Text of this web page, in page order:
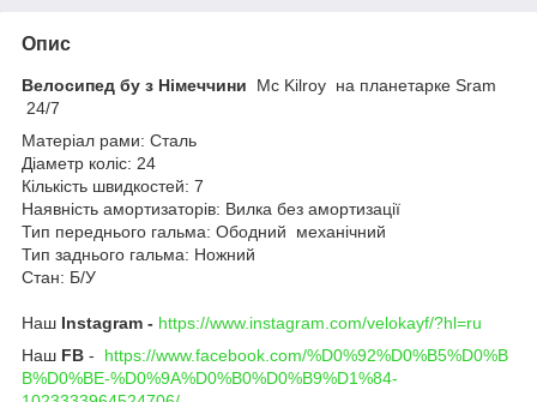
Опис
Велосипед бу з Німеччини Mc Kilroy на планетарке Sram
24/7
Матеріал рами: Сталь
Діаметр коліс: 24
Кількість швидкостей: 7
Наявність амортизаторів: Вилка без амортизації
Тип переднього гальма: Ободний механічний
Тип заднього гальма: Ножний
Стан: Б/У
Наш Instagram - https://www.instagram.com/velokayf/?hl=ru
Наш FB - https://www.facebook.com/%D0%92%D0%B5%D0%B
B%D0%BE-%D0%9A%D0%B0%D0%B9%D1%84-